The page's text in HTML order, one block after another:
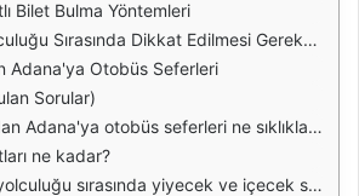
Bilet Bulma Yöntemleri
Sırasında Dikkat Edilmesi Gerekenler
Adana'ya Otobüs Seferleri
Sorular)
otobüs seferleri ne sıklıkla düzenleniyor?
ne kadar?
sırasında yiyecek ve içecek servisi var mı?